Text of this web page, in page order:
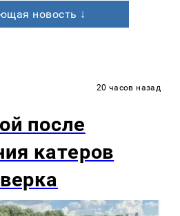
новость ↓
20 часов назад
после
катеров